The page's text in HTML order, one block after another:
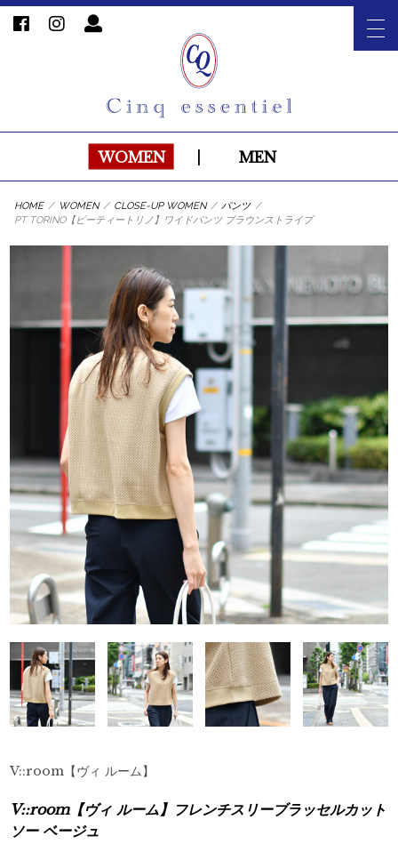
WOMEN MEN
HOME / WOMEN / CLOSE-UP WOMEN / パンツ /
PT TORINO【ピーティートリノ】ワイドパンツ ブラウンストライプ
V::room【ヴィ ルーム】
V::room【ヴィ ルーム】フレンチスリーブラッセルカット
ソー ベージュ